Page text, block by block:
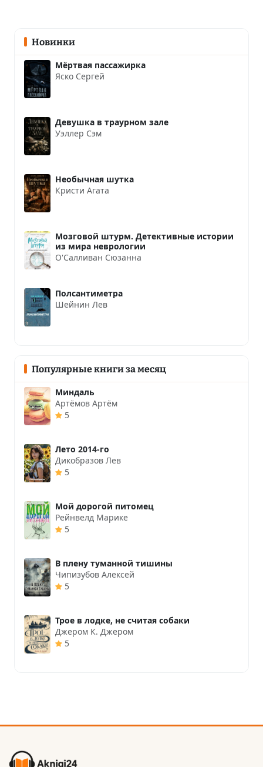
Новинки
Мёртвая пассажирка
Яско Сергей
Девушка в траурном зале
Уэллер Сэм
Необычная шутка
Кристи Агата
Мозговой штурм. Детективные истории
из мира неврологии
О'Салливан Сюзанна
Полсантиметра
Шейнин Лев
Популярные книги за месяц
Миндаль
Артёмов Артём
5
Лето 2014-го
Дикобразов Лев
5
Мой дорогой питомец
Рейнвелд Марике
5
В плену туманной тишины
Чипизубов Алексей
5
Трое в лодке, не считая собаки
Джером К. Джером
5